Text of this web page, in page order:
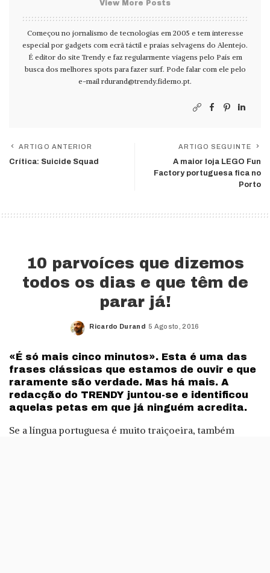
View More Posts
Começou no jornalismo de tecnologias em 2005 e tem interesse
especial por gadgets com ecrã táctil e praias selvagens do Alentejo.
É editor do site Trendy e faz regularmente viagens pelo País em
busca dos melhores spots para fazer surf. Pode falar com ele pelo
e-mail rdurand@trendy.fidemo.pt.
ARTIGO ANTERIOR
Crítica: Suicide Squad
ARTIGO SEGUINTE
A maior loja LEGO Fun
Factory portuguesa fica no
Porto
10 parvoíces que dizemos
todos os dias e que têm de
parar já!
Posted
Ricardo Durand 5 Agosto, 2016
«É só mais cinco minutos». Esta é uma das
frases clássicas que estamos de ouvir e que
raramente são verdade. Mas há mais. A
redacção do TRENDY juntou-se e identificou
aquelas petas em que já ninguém acredita.
Se a língua portuguesa é muito traiçoeira, também